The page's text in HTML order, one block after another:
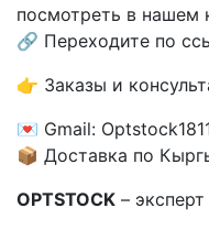
посмотреть в нашем
🔗 Переходите по
👉 Заказы и
💌 Gmail:
📦 Доставка по
OPTSTOCK –